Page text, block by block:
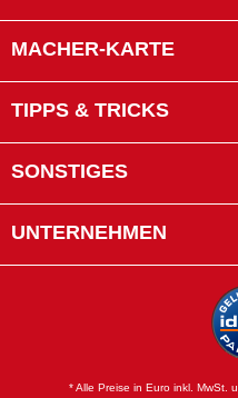
MACHER-KARTE
TIPPS & TRICKS
SONSTIGES
UNTERNEHMEN
* Alle Preise in Euro inkl. MwSt.